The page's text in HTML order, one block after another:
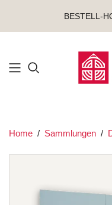
BESTELL-
Home / Sammlungen /